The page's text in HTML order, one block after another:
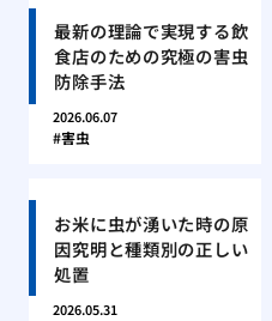
最新の理論で実現する飲
食店のための究極の害虫
防除手法
2026.06.07
害虫
お米に虫が湧いた時の原
因究明と種類別の正しい
処置
2026.05.31